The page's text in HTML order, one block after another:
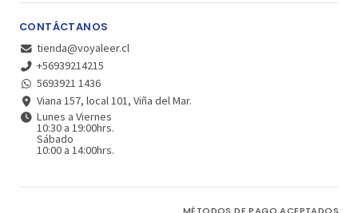
CONTÁCTANOS
tienda@voyaleer.cl
+56939214215
5693921 1436
Viana 157, local 101, Viña del Mar.
Lunes a Viernes
10:30 a 19:00hrs.
Sábado
10:00 a 14:00hrs.